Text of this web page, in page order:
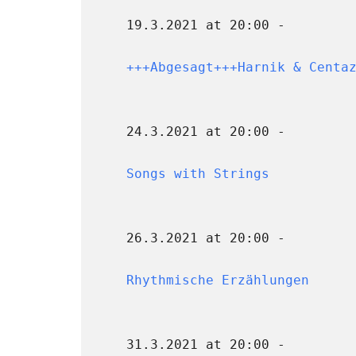
19.3.2021 at 20:00 -
+++Abgesagt+++Harnik &
24.3.2021 at 20:00 -
Songs with Strings
26.3.2021 at 20:00 -
Rhythmische Erzählungen
31.3.2021 at 20:00 -